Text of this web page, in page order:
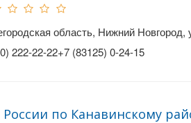
область, Нижний
222-22-22+7 (83125) 0-24-15
по Канавинскому